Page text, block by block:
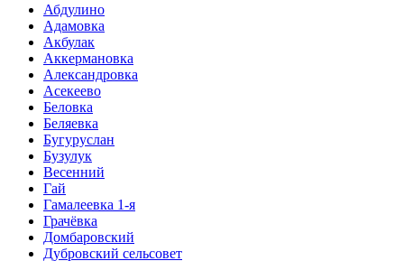
Абдулино
Адамовка
Акбулак
Аккермановка
Александровка
Асекеево
Беловка
Беляевка
Бугуруслан
Бузулук
Весенний
Гай
Гамалеевка 1-я
Грачёвка
Домбаровский
Дубровский сельсовет